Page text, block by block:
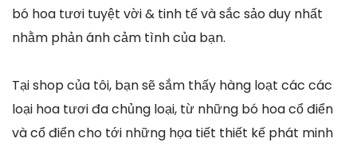
bó hoa tươi tuyệt vời & tinh tế và sắc sảo duy nhất
nhằm phản ánh cảm tình của bạn.
Tại shop của tôi, bạn sẽ sắm thấy hàng loạt các các
loại hoa tươi đa chủng loại, từ những bó hoa cổ điển
và cổ điển cho tới những họa tiết thiết kế phát minh